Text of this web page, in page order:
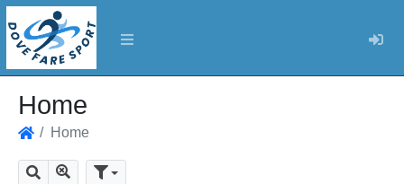
Home
Home
Cerca Mostra tutti i risultati
Parametri di ricerca